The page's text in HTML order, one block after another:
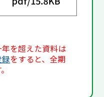
を超えた資料は
をすると、全期